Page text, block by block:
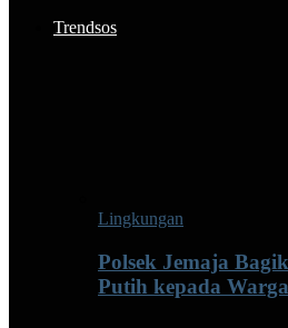
Trendsos
Lingkungan
Polsek Jemaja
Putih kepada